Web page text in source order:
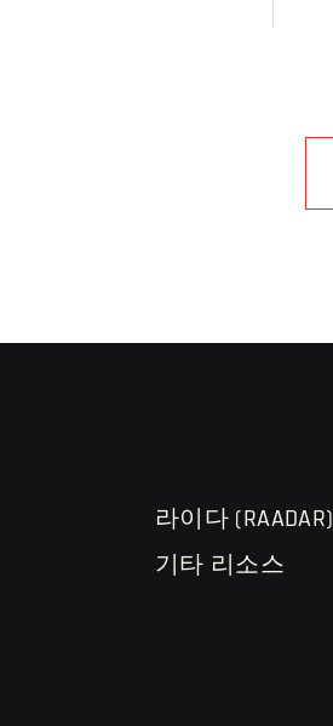
라이다 (RAADAR)
기타 리소스